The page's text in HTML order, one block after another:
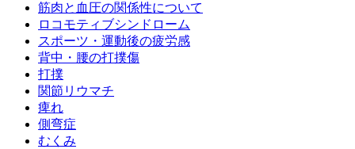
筋肉と血圧の関係性について
ロコモティブシンドローム
スポーツ・運動後の疲労感
背中・腰の打撲傷
打撲
関節リウマチ
痺れ
側弯症
むくみ